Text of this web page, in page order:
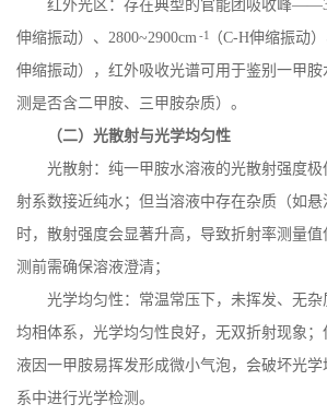
红外光区：存在典型的官能团吸收峰——
伸缩振动）、 2800~2900cm-1（C-H伸缩振动）
伸缩振动），红外吸收光谱可用于鉴别一甲
测是否含二甲胺、三甲胺杂质）。
（二）光散射与光学均匀性
光散射：纯一甲胺水溶液的光散射强度
射系数接近纯水；但当溶液中存在杂质（如悬
时，散射强度会显著升高，导致折射率测量
测前需确保溶液澄清；
光学均匀性：常温常压下，未挥发、无
均相体系，光学均匀性良好，无双折射现象；
液因一甲胺易挥发形成微小气泡，会破坏光
系中进行光学检测。